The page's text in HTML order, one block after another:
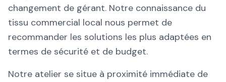
changement de gérant. Notre connaissance du
tissu commercial local nous permet de
recommander les solutions les plus adaptées en
termes de sécurité et de budget.
Notre atelier se situe à proximité immédiate de